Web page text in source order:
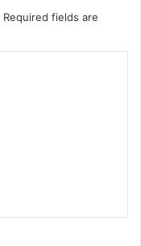
Required fields are